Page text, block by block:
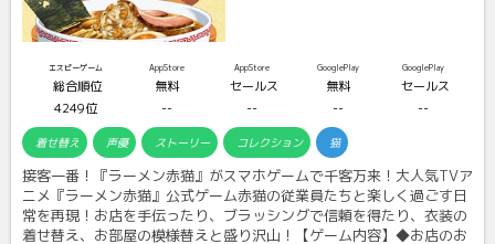
エスピーゲーム
総合順位
4249位
AppStore
無料
--
AppStore
セールス
--
GooglePlay
無料
--
GooglePlay
セールス
--
着せ替え 声優 ストーリー コレクション 猫
接客一番！『ラーメン赤猫』がスマホゲームで千客万来！大人気TVア
ニメ『ラーメン赤猫』公式ゲーム赤猫の従業員たちと楽しく過ごす日
常を再現！お店を手伝ったり、ブラッシングで信頼を得たり、衣装の
着せ替え、お部屋の模様替えと盛り沢山！【ゲーム内容】◆お店のお